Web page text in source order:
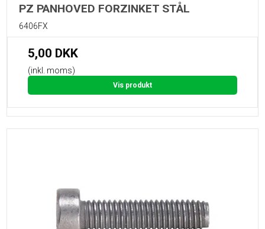
PZ PANHOVED FORZINKET STÅL
6406FX
5,00 DKK
(inkl. moms)
Vis produkt